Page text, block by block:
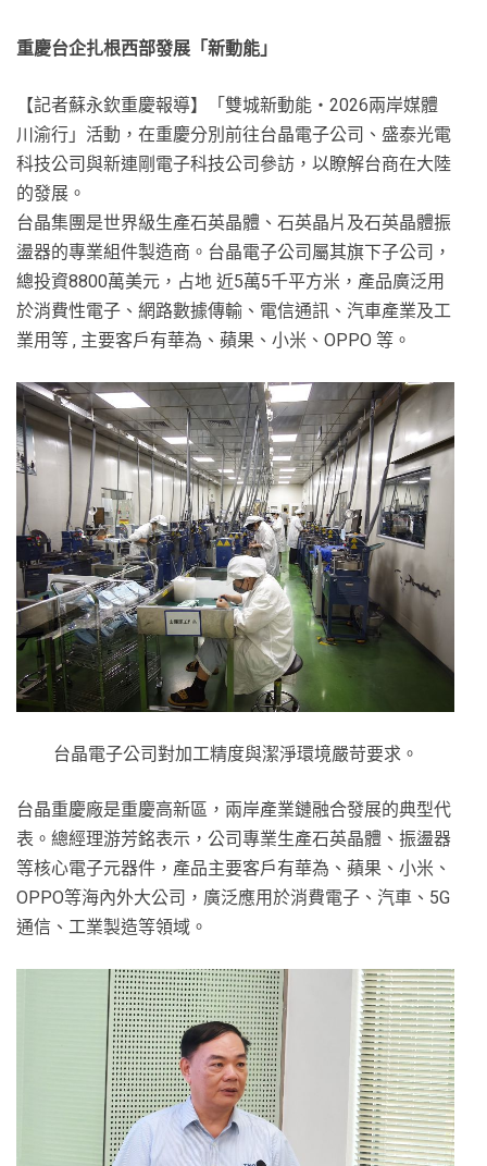
重慶台企扎根西部發展「新動能」
【記者蘇永欽重慶報導】「雙城新動能‧2026兩岸媒體
川渝行」活動，在重慶分別前往台晶電子公司、盛泰光電
科技公司與新連剛電子科技公司參訪，以瞭解台商在大陸
的發展。
台晶集團是世界級生產石英晶體、石英晶片及石英晶體振
盪器的專業組件製造商。台晶電子公司屬其旗下子公司，
總投資8800萬美元，占地 近5萬5千平方米，產品廣泛用
於消費性電子、網路數據傳輸、電信通訊、汽車產業及工
業用等 , 主要客戶有華為、蘋果、小米、OPPO 等。
台晶電子公司對加工精度與潔淨環境嚴苛要求。
台晶重慶廠是重慶高新區，兩岸產業鏈融合發展的典型代
表。總經理游芳銘表示，公司專業生產石英晶體、振盪器
等核心電子元器件，產品主要客戶有華為、蘋果、小米、
OPPO等海內外大公司，廣泛應用於消費電子、汽車、5G
通信、工業製造等領域。